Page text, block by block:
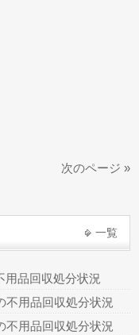
次のページ »
一覧
用品回収処分状況
不用品回収処分状況
不用品回収処分状況